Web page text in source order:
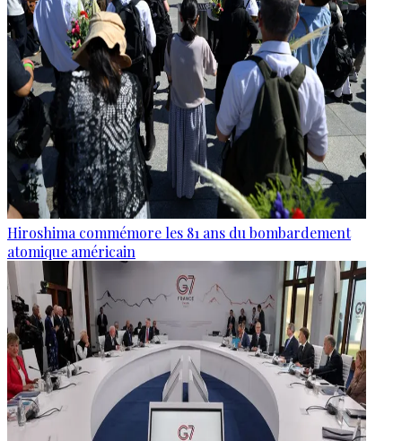
Hiroshima commémore les 81 ans du bombardement
atomique américain